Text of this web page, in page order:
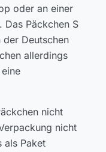
oder an einer
Das Päckchen S
der Deutschen
allerdings
nicht
nicht
als Paket